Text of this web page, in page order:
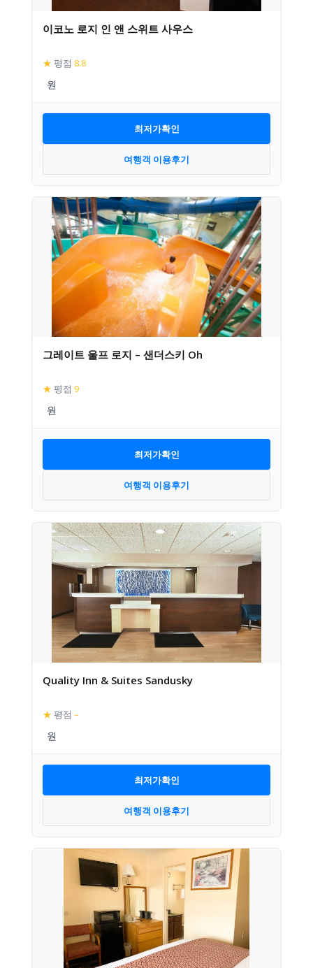
이코노 로지 인 앤 스위트 사우스
★ 평점 8.8
최저가확인
여행객 이용후기
그레이트 울프 로지 – 샌더스키 Oh
★ 평점 9
최저가확인
여행객 이용후기
Quality Inn & Suites Sandusky
★ 평점 –
최저가확인
여행객 이용후기